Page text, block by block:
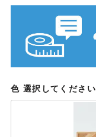
色 選択してください